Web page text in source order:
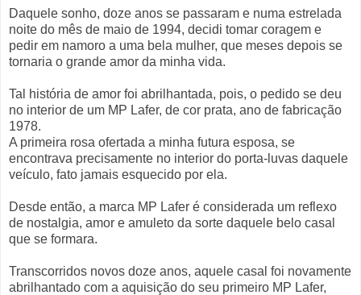
Daquele sonho, doze anos se passaram e numa estrelada
noite do mês de maio de 1994, decidi tomar coragem e
pedir em namoro a uma bela mulher, que meses depois se
tornaria o grande amor da minha vida.
Tal história de amor foi abrilhantada, pois, o pedido se deu
no interior de um MP Lafer, de cor prata, ano de fabricação
1978.
A primeira rosa ofertada a minha futura esposa, se
encontrava precisamente no interior do porta-luvas daquele
veículo, fato jamais esquecido por ela.
Desde então, a marca MP Lafer é considerada um reflexo
de nostalgia, amor e amuleto da sorte daquele belo casal
que se formara.
Transcorridos novos doze anos, aquele casal foi novamente
abrilhantado com a aquisição do seu primeiro MP Lafer,